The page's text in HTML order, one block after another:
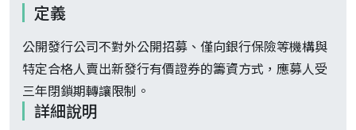
定義
公開發行公司不對外公開招募、僅向銀行保險等機構與
特定合格人賣出新發行有價證券的籌資方式，應募人受
三年閉鎖期轉讓限制。
詳細說明